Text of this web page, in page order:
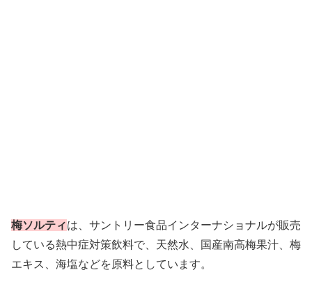
梅ソルティは、サントリー食品インターナショナルが販売
している熱中症対策飲料で、天然水、国産南高梅果汁、梅
エキス、海塩などを原料としています。